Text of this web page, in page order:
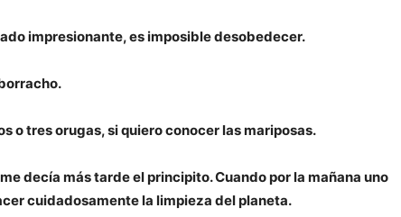
impresionante, es imposible desobedecer.
o tres orugas, si quiero conocer las mariposas.
decía más tarde el principito. Cuando por la mañana uno
cuidadosamente la limpieza del planeta.